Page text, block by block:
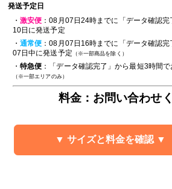
発送予定日
・ 激安便 ：08月07日24時までに「データ確認完
10日に発送予定
・ 通常便 ：08月07日16時までに「データ確認完
07日中に発送予定 （※一部商品を除く）
・ 特急便 ：「データ確認完了」から最短3時間
（※一部エリアのみ）
料金：お問い合わせ
▼ サイズと料金を確認 ▼